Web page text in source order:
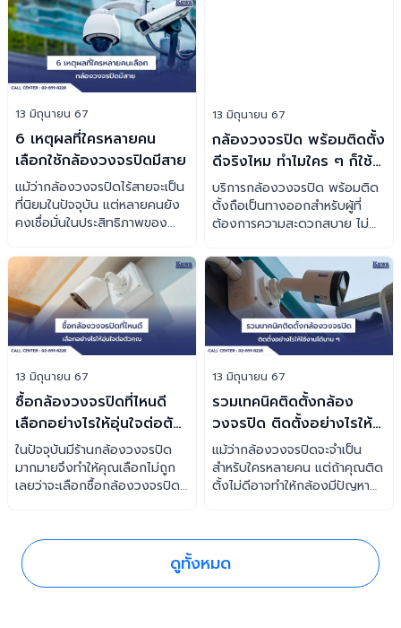
13 มิถุนายน 67
6 เหตุผลที่ใครหลายคน
เลือกใช้กล้องวงจรปิดมีสาย
แม้ว่ากล้องวงจรปิดไร้สายจะเป็น
ที่นิยมในปัจจุบัน แต่หลายคนยัง
คงเชื่อมั่นในประสิทธิภาพของ
ประเภทนี้ดีอย่างไร เรามี 5
เหตุผลมาฝากครับ
13 มิถุนายน 67
กล้องวงจรปิด พร้อมติดตั้ง
ดีจริงไหม ทำไมใคร ๆ ก็ใช้
บริการ
บริการกล้องวงจรปิด พร้อมติด
ตั้งถือเป็นทางออกสำหรับผู้ที่
ต้องการความสะดวกสบาย ไม่
เราไหม ว่าแต่บริการนี้ดีอย่างไร
เราจะมาเล่าให้ฟัง
13 มิถุนายน 67
ซื้อกล้องวงจรปิดที่ไหนดี
เลือกอย่างไรให้อุ่นใจต่อตัว
คุณ
ในปัจจุบันมีร้านกล้องวงจรปิด
มากมายจึงทำให้คุณเลือกไม่ถูก
เลยว่าจะเลือกซื้อกล้องวงจรปิด
13 มิถุนายน 67
รวมเทคนิคติดตั้งกล้อง
วงจรปิด ติดตั้งอย่างไรให้
ใช้งานได้นาน ๆ
แม้ว่ากล้องวงจรปิดจะจำเป็น
สำหรับใครหลายคน แต่ถ้าคุณติด
ตั้งไม่ดีอาจทำให้กล้องมีปัญหา
ได้นาน ๆ กันครับ
ดูทั้งหมด